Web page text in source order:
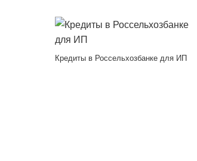
Кредиты в Россельхозбанке для ИП